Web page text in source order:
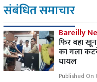
संबंधित समाचार
Bareilly
फिर बहा
का गला
घायल
Published